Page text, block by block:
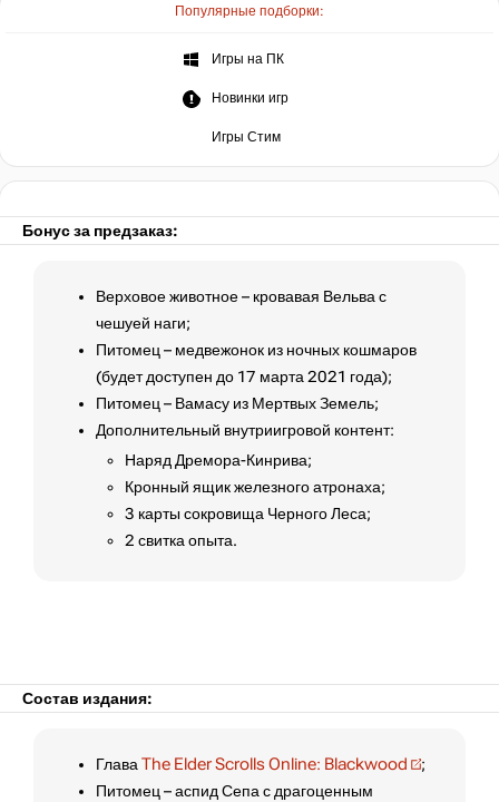
Популярные подборки:
Игры на ПК
Новинки игр
Игры Стим
Бонус за предзаказ:
Верховое животное – кровавая Вельва с
чешуей наги;
Питомец – медвежонок из ночных кошмаров
(будет доступен до 17 марта 2021 года);
Питомец – Вамасу из Мертвых Земель;
Дополнительный внутриигровой контент:
Наряд Дремора-Кинрива;
Кронный ящик железного атронаха;
3 карты сокровища Черного Леса;
2 свитка опыта.
Состав издания:
Глава The Elder Scrolls Online: Blackwood
;
Питомец – аспид Сепа с драгоценным